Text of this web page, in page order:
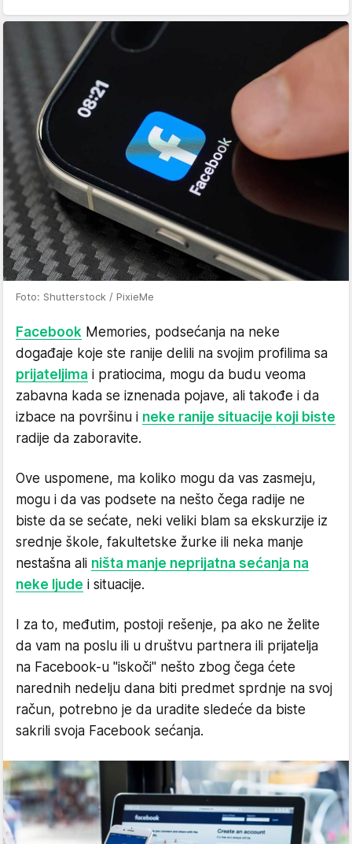
Foto: Shutterstock / PixieMe
Facebook Memories, podsećanja na neke
događaje koje ste ranije delili na svojim profilima sa
prijateljima i pratiocima, mogu da budu veoma
zabavna kada se iznenada pojave, ali takođe i da
izbace na površinu i neke ranije situacije koji biste
radije da zaboravite.
Ove uspomene, ma koliko mogu da vas zasmeju,
mogu i da vas podsete na nešto čega radije ne
biste da se sećate, neki veliki blam sa ekskurzije iz
srednje škole, fakultetske žurke ili neka manje
nestašna ali ništa manje neprijatna sećanja na
neke ljude i situacije.
I za to, međutim, postoji rešenje, pa ako ne želite
da vam na poslu ili u društvu partnera ili prijatelja
na Facebook-u "iskoči" nešto zbog čega ćete
narednih nedelju dana biti predmet sprdnje na svoj
račun, potrebno je da uradite sledeće da biste
sakrili svoja Facebook sećanja.